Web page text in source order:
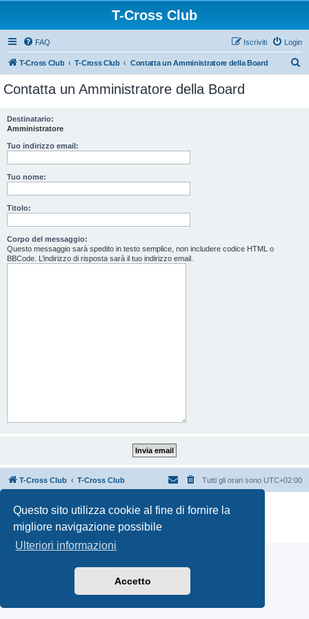
Questo sito utilizza cookie al fine di fornire la
migliore navigazione possibile
Ulteriori informazioni
Accetto
T-Cross Club
FAQ Login
Iscriviti
T-Cross Club T-Cross Club Contatta un Amministratore della Board
Contatta un Amministratore della Board
Destinatario:
Amministratore
Tuo indirizzo email:
Tuo nome:
Titolo:
Corpo del messaggio:
Questo messaggio sarà spedito in testo semplice, non includere codice HTML o
BBCode. L’indirizzo di risposta sarà il tuo indirizzo email.
T-Cross Club T-Cross Club Tutti gli orari sono UTC+02:00
Creato da
® Forum Software © phpBB Limited
Privacy|Condizioni